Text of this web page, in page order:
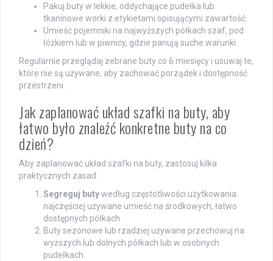
Pakuj buty w lekkie, oddychające pudełka lub
tkaninowe worki z etykietami opisującymi zawartość.
Umieść pojemniki na najwyższych półkach szaf, pod
łóżkiem lub w piwnicy, gdzie panują suche warunki.
Regularnie przeglądaj zebrane buty co 6 miesięcy i usuwaj te,
które nie są używane, aby zachować porządek i dostępność
przestrzeni.
Jak zaplanować układ szafki na buty, aby
łatwo było znaleźć konkretne buty na co
dzień?
Aby zaplanować układ szafki na buty, zastosuj kilka
praktycznych zasad:
Segreguj butywedług częstotliwości użytkowania:
najczęściej używane umieść na środkowych, łatwo
dostępnych półkach.
Buty sezonowe lub rzadziej używane przechowuj na
wyższych lub dolnych półkach lub w osobnych
pudełkach.